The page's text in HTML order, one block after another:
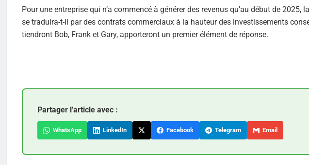
Pour une entreprise qui n’a commencé à générer des revenus qu’au début de 2025,
se traduira-t-il par des contrats commerciaux à la hauteur des investissements
tiendront Bob, Frank et Gary, apporteront un premier élément de réponse.
Partager l'article avec :
WhatsApp LinkedIn Facebook Telegram Email